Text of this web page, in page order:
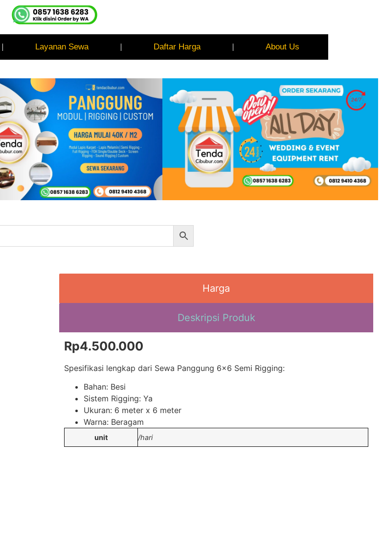
Layanan Sewa Daftar Harga About Us
Harga
Deskripsi Produk
Rp4.500.000
Spesifikasi lengkap dari Sewa Panggung 6×6 Semi Rigging:
Bahan: Besi
Sistem Rigging: Ya
Ukuran: 6 meter x 6 meter
Warna: Beragam
unit /hari